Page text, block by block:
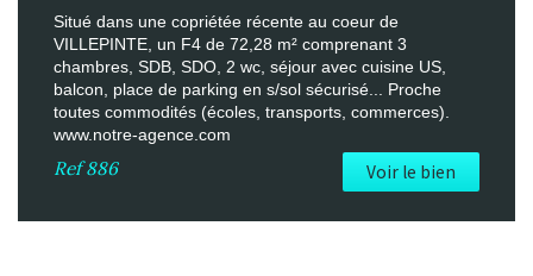
Situé dans une copriétée récente au coeur de
VILLEPINTE, un F4 de 72,28 m² comprenant 3
chambres, SDB, SDO, 2 wc, séjour avec cuisine US,
balcon, place de parking en s/sol sécurisé... Proche
toutes commodités (écoles, transports, commerces).
www.notre-agence.com
Ref886 Voir le bien